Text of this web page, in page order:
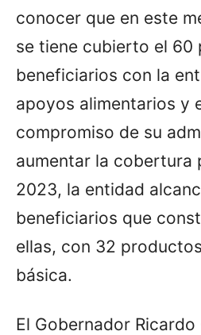
conocer que en este
se tiene cubierto el 60
beneficiarios con la
apoyos alimentarios y
compromiso de su
aumentar la cobertura
2023, la entidad
beneficiarios que
ellas, con 32
básica.
El Gobernador Ricardo